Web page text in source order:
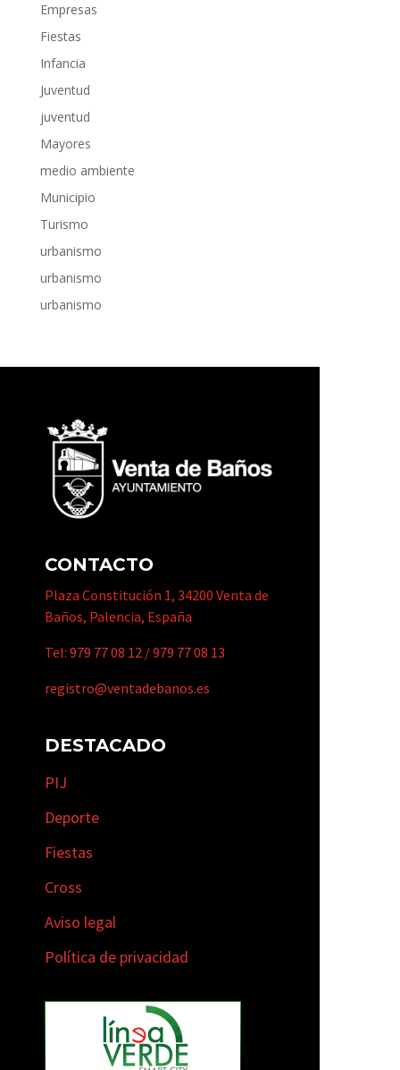
Empresas
Fiestas
Infancia
Juventud
juventud
Mayores
medio ambiente
Municipio
Turismo
urbanismo
urbanismo
urbanismo
CONTACTO
Plaza Constitución 1, 34200 Venta de
Baños, Palencia, España
Tel: 979 77 08 12 /979 77 08 13
registro@ventadebanos.es
DESTACADO
PIJ
Deporte
Fiestas
Cross
Aviso legal
Política de privacidad